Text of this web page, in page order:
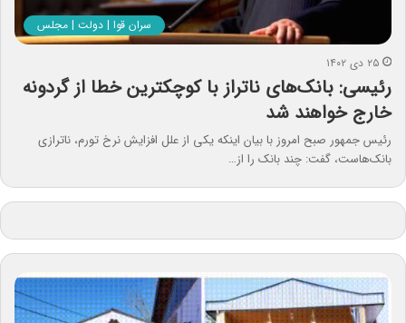
سران قوا | دولت | مجلس
۲۵ دی ۱۴۰۲
رئیسی: بانک‌های ناتراز با کوچکترین خطا از گردونه
خارج خواهند شد
رئیس جمهور صبح امروز با بیان اینکه یکی از علل افزایش نرخ تورم، ناترازی
بانک‌هاست، گفت: چند بانک را از…